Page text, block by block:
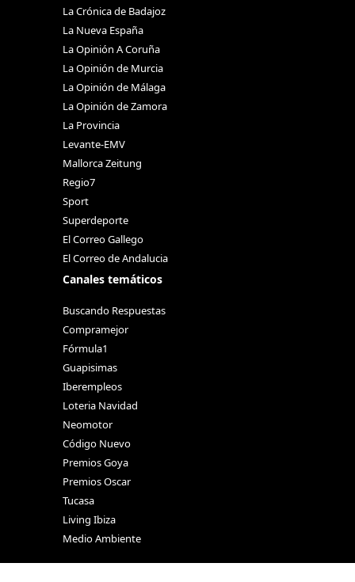
La Crónica de Badajoz
La Nueva España
La Opinión A Coruña
La Opinión de Murcia
La Opinión de Málaga
La Opinión de Zamora
La Provincia
Levante-EMV
Mallorca Zeitung
Regio7
Sport
Superdeporte
El Correo Gallego
El Correo de Andalucia
Canales temáticos
Buscando Respuestas
Compramejor
Fórmula1
Guapisimas
Iberempleos
Loteria Navidad
Neomotor
Código Nuevo
Premios Goya
Premios Oscar
Tucasa
Living Ibiza
Medio Ambiente